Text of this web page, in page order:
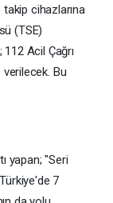
cihazlarına
(TSE)
Acil Çağrı
Bu
yapan; "Seri
7